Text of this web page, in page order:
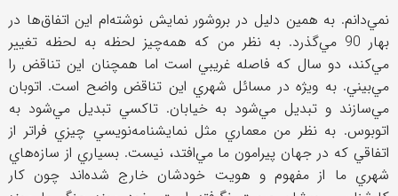
نمي‌دانم. به همين دليل در بروشور نمايش نوشته‌ام اين اتفاق‌ها در
بهار 90 مي‌گذرد. به نظر من كه همه‌چيز لحظه به لحظه تغيير
مي‌كند، دو سال كه فاصله غريبي است اما همچنان اين تناقض را
مي‌بيني. به ويژه در مسائل شهري اين تناقض واضح است. اتوبان
مي‌سازند و تبديل مي‌شود به خيابان. تاكسي تبديل مي‌شود به
اتوبوس. به نظر من معماري مثل نمايشنامه‌نويسي چيزي فراتر از
اتفاقي كه در جهان پيرامون ما مي‌افتد، نيست. بسياري از سازه‌هاي
شهري ما از مفهوم و هويت خودشان خارج شده‌اند چون كار